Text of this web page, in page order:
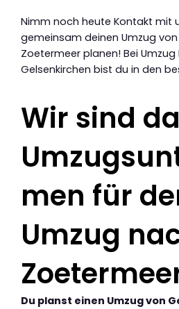
Nimm noch heute Kontakt mit
gemeinsam deinen Umzug
Zoetermeer planen! Bei Umzug
Gelsenkirchen bist du in den
Wir sind
men für
Umzug
Du planst einen Umzug von